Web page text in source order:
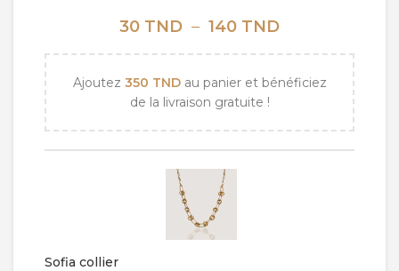
30 TND – 140 TNDPlage
30 TND
Ajoutez 350 TNDau panier et bénéficiez
de la livraison gratuite !
Sofia collier